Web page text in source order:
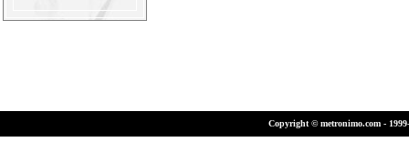
Copyright © metronimo.com -